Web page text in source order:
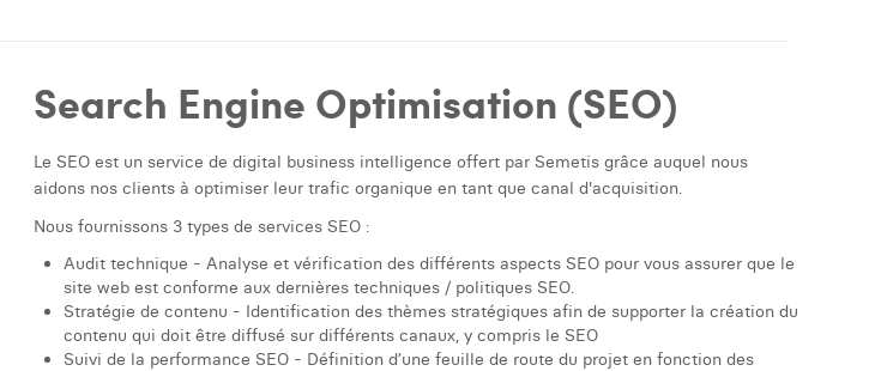
Search Engine Optimisation (SEO)
Le SEO est un service de digital business intelligence offert par Semetis grâce auquel nous
aidons nos clients à optimiser leur trafic organique en tant que canal d'acquisition.
Nous fournissons 3 types de services SEO :
Audit technique - Analyse et vérification des différents aspects SEO pour vous assurer que le
site web est conforme aux dernières techniques / politiques SEO.
Stratégie de contenu - Identification des thèmes stratégiques afin de supporter la création du
contenu qui doit être diffusé sur différents canaux, y compris le SEO
Suivi de la performance SEO - Définition d’une feuille de route du projet en fonction des